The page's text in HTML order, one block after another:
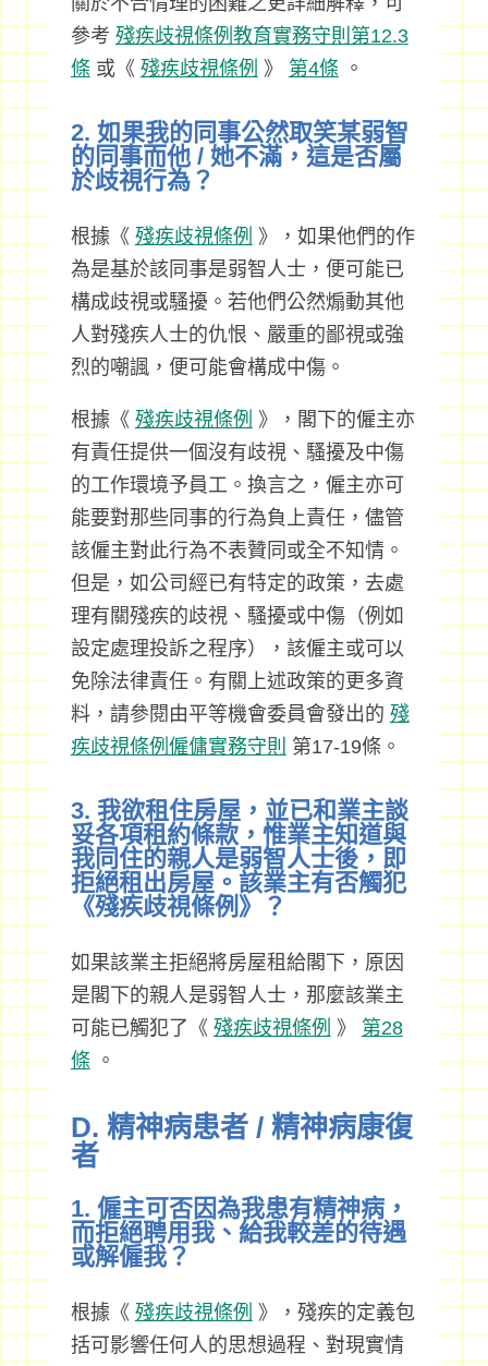
參考 殘疾歧視條例教育實務守則第12.3
條 或《 殘疾歧視條例 》 第4條 。
2. 如果我的同事公然取笑某弱智
的同事而他 / 她不滿，這是否屬
於歧視行為？
根據《 殘疾歧視條例 》，如果他們的作
為是基於該同事是弱智人士，便可能已
構成歧視或騷擾。若他們公然煽動其他
人對殘疾人士的仇恨、嚴重的鄙視或強
烈的嘲諷，便可能會構成中傷。
根據《 殘疾歧視條例 》，閣下的僱主亦
有責任提供一個沒有歧視、騷擾及中傷
的工作環境予員工。換言之，僱主亦可
能要對那些同事的行為負上責任，儘管
該僱主對此行為不表贊同或全不知情。
但是，如公司經已有特定的政策，去處
理有關殘疾的歧視、騷擾或中傷（例如
設定處理投訴之程序），該僱主或可以
免除法律責任。有關上述政策的更多資
料，請參閱由平等機會委員會發出的 殘
疾歧視條例僱傭實務守則 第17-19條。
3. 我欲租住房屋，並已和業主談
妥各項租約條款，惟業主知道與
我同住的親人是弱智人士後，即
拒絕租出房屋。該業主有否觸犯
《殘疾歧視條例》？
如果該業主拒絕將房屋租給閣下，原因
是閣下的親人是弱智人士，那麼該業主
可能已觸犯了《 殘疾歧視條例 》 第28
條 。
D. 精神病患者 / 精神病康復
者
1. 僱主可否因為我患有精神病，
而拒絕聘用我、給我較差的待遇
或解僱我？
根據《 殘疾歧視條例 》，殘疾的定義包
括可影響任何人的思想過程、對現實情